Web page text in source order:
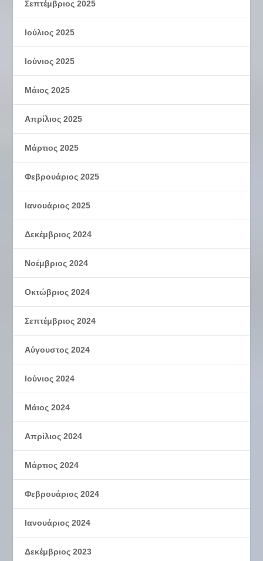
Σεπτέμβριος 2025
Ιούλιος 2025
Ιούνιος 2025
Μάιος 2025
Απρίλιος 2025
Μάρτιος 2025
Φεβρουάριος 2025
Ιανουάριος 2025
Δεκέμβριος 2024
Νοέμβριος 2024
Οκτώβριος 2024
Σεπτέμβριος 2024
Αύγουστος 2024
Ιούνιος 2024
Μάιος 2024
Απρίλιος 2024
Μάρτιος 2024
Φεβρουάριος 2024
Ιανουάριος 2024
Δεκέμβριος 2023